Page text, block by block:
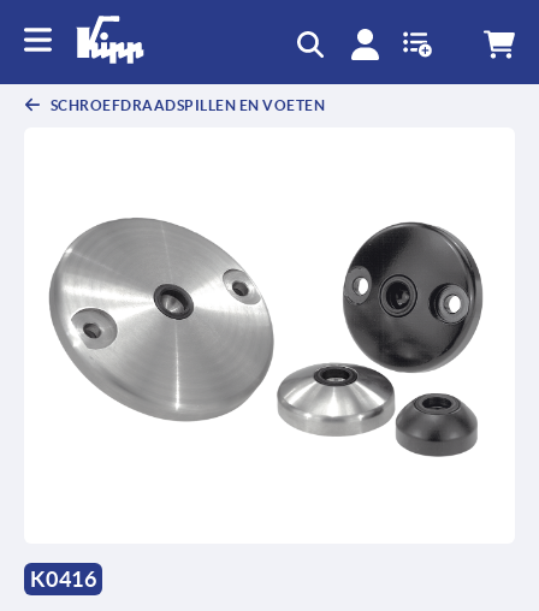
SCHROEFDRAADSPILLEN EN VOETEN
K0416